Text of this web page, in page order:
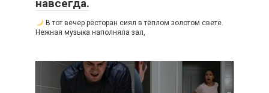
навсегда.
В тот вечер ресторан сиял в тёплом золотом свете.
Нежная музыка наполняла зал,